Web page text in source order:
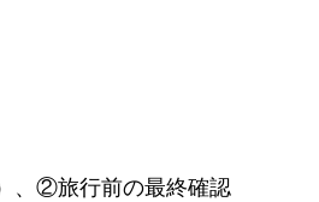
、②旅行前の最終確認